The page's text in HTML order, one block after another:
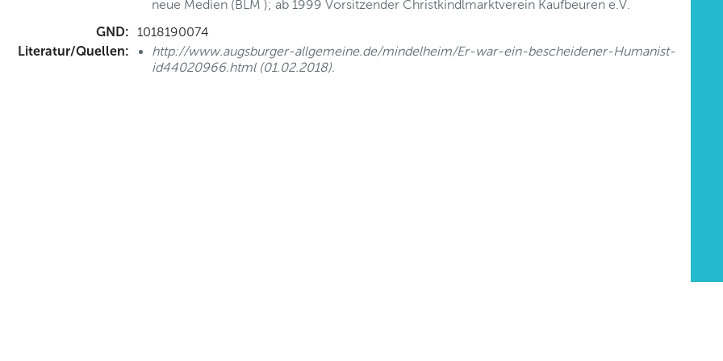
neue Medien (BLM ); ab 1999 Vorsitzender Christkindlmarktverein Kaufbeuren e.V.
GND: 1018190074
Literatur/Quellen:
http://www.augsburger-allgemeine.de/mindelheim/Er-war-ein-bescheidener-Humanist-
id44020966.html (01.02.2018).